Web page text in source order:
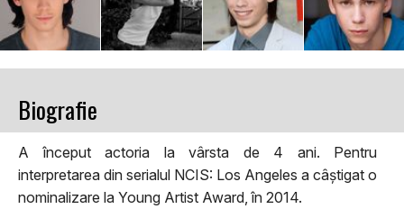
Biografie
A început actoria la vârsta de 4 ani. Pentru
interpretarea din serialul NCIS: Los Angeles a câștigat o
nominalizare la Young Artist Award, în 2014.